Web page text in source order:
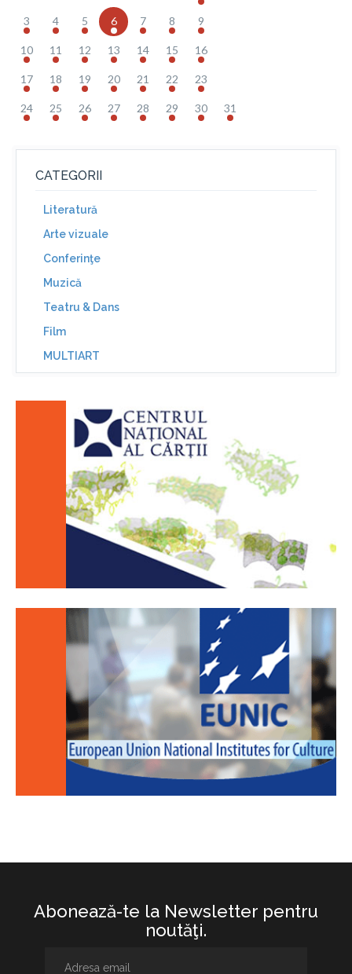
3 4 5 6 7 8 9
10 11 12 13 14 15 16
17 18 19 20 21 22 23
24 25 26 27 28 29 30 31
CATEGORII
Literatură
Arte vizuale
Conferinţe
Muzică
Teatru & Dans
Film
MULTIART
Abonează-te la Newsletter pentru
noutăţi.